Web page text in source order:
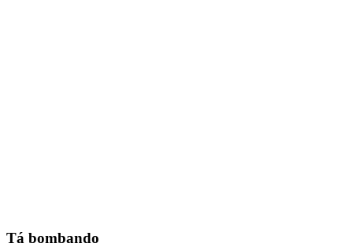
Tá bombando